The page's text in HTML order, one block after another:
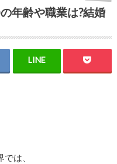
年齢や職業は?結婚
は、